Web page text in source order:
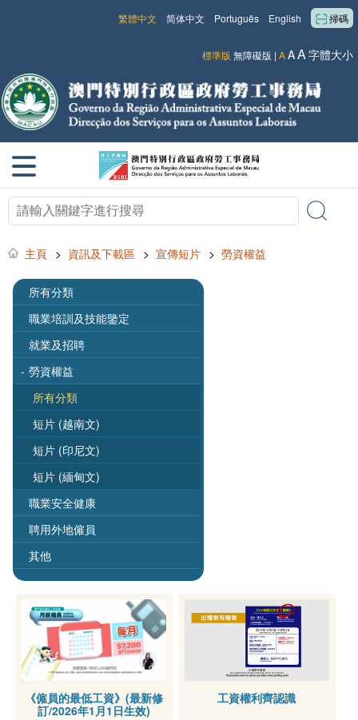
掃碼
English
Português
简体中文
繁體中文
標準版 無障礙版 | AAA字體大小
主頁 > 資訊及下載區 > 宣傳短片 > 勞資權益
所有分類
職業培訓及技能鑒定
就業及招聘
- 勞資權益
所有分類
短片 (越南文)
短片 (印尼文)
短片 (緬甸文)
職業安全健康
聘用外地僱員
其他
《僱員的最低工資》(最新修
訂/2026年1月1日生效)
工資權利齊認識